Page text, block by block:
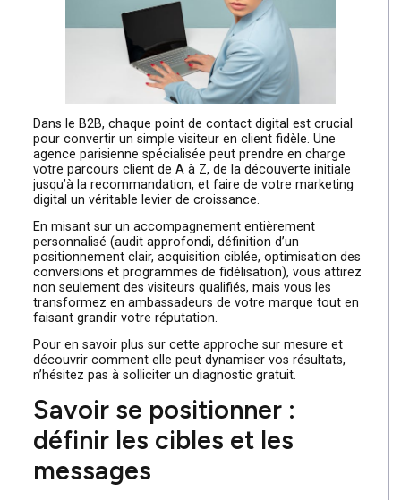
Dans le B2B, chaque point de contact digital est crucial
pour convertir un simple visiteur en client fidèle. Une
agence parisienne spécialisée peut prendre en charge
votre parcours client de A à Z, de la découverte initiale
jusqu’à la recommandation, et faire de votre marketing
digital un véritable levier de croissance.
En misant sur un accompagnement entièrement
positionnement clair, acquisition ciblée, optimisation des
conversions et programmes de fidélisation), vous attirez
non seulement des visiteurs qualifiés, mais vous les
transformez en ambassadeurs de votre marque tout en
faisant grandir votre réputation.
Pour en savoir plus sur cette approche sur mesure et
découvrir comment elle peut dynamiser vos résultats,
n’hésitez pas à solliciter un diagnostic gratuit.